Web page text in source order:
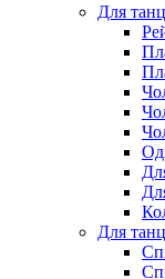
Для
Для